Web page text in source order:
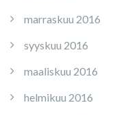
marraskuu 2016
syyskuu 2016
maaliskuu 2016
helmikuu 2016